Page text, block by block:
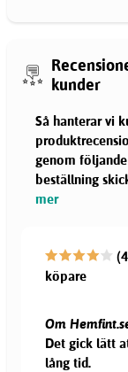
kunder
Så hanterar vi
genom
beställning
mer
köpare
Om
Det gick lätt
lång tid.